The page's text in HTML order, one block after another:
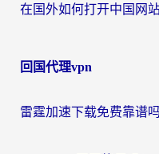
回国代理vpn